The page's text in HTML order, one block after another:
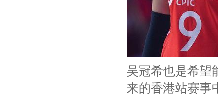
吴冠希也是希望
来的香港站赛事